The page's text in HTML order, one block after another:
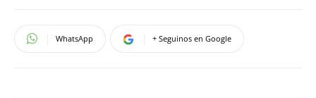
WhatsApp + Seguinos en Google